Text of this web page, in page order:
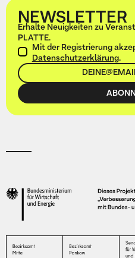
NEWSLETTER
Erhalte Neuigkeiten zu
PLATTE.
Mit der Registrierung
Datenschutzerklärung.